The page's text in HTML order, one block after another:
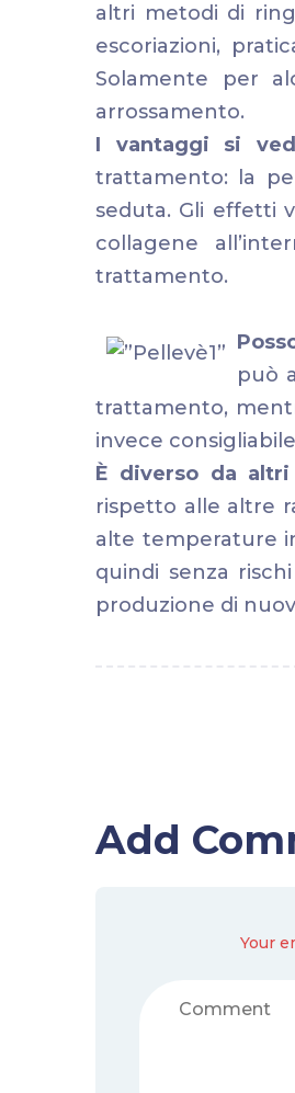
altri metodi di
escoriazioni,
Solamente per
arrossamento.
I vantaggi si
trattamento: la
seduta. Gli effetti
collagene
trattamento.
può
trattamento,
invece
È diverso da
rispetto alle altre
alte temperature
quindi senza
produzione di
Add
Your